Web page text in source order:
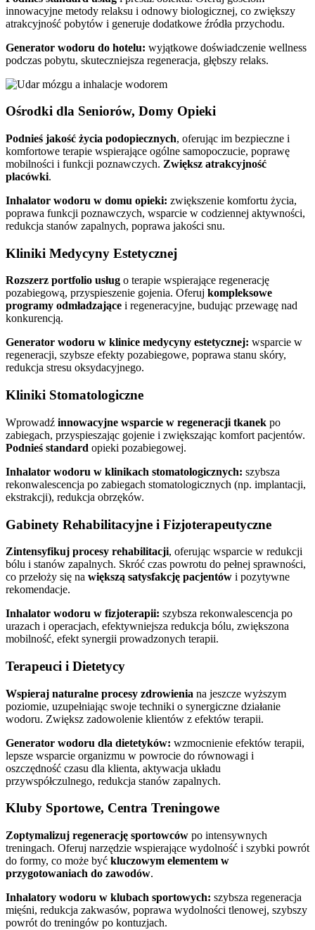
innowacyjne metody relaksu i odnowy biologicznej, co zwiększy
atrakcyjność pobytów i generuje dodatkowe źródła przychodu.
Generator wodoru do hotelu: wyjątkowe doświadczenie wellness
podczas pobytu, skuteczniejsza regeneracja, głębszy relaks.
Ośrodki dla Seniorów, Domy Opieki
Podnieś jakość życia podopiecznych, oferując im bezpieczne i
komfortowe terapie wspierające ogólne samopoczucie, poprawę
mobilności i funkcji poznawczych. Zwiększ atrakcyjność
placówki.
Inhalator wodoru w domu opieki: zwiększenie komfortu życia,
poprawa funkcji poznawczych, wsparcie w codziennej aktywności,
redukcja stanów zapalnych, poprawa jakości snu.
Kliniki Medycyny Estetycznej
Rozszerz portfolio usług o terapie wspierające regenerację
pozabiegową, przyspieszenie gojenia. Oferuj kompleksowe
programy odmładzające i regeneracyjne, budując przewagę nad
konkurencją.
Generator wodoru w klinice medycyny estetycznej: wsparcie w
regeneracji, szybsze efekty pozabiegowe, poprawa stanu skóry,
redukcja stresu oksydacyjnego.
Kliniki Stomatologiczne
Wprowadź innowacyjne wsparcie w regeneracji tkanek po
zabiegach, przyspieszając gojenie i zwiększając komfort pacjentów.
Podnieś standard opieki pozabiegowej.
Inhalator wodoru w klinikach stomatologicznych: szybsza
rekonwalescencja po zabiegach stomatologicznych (np. implantacji,
ekstrakcji), redukcja obrzęków.
Gabinety Rehabilitacyjne i Fizjoterapeutyczne
Zintensyfikuj procesy rehabilitacji, oferując wsparcie w redukcji
bólu i stanów zapalnych. Skróć czas powrotu do pełnej sprawności,
co przełoży się na większą satysfakcję pacjentów i pozytywne
rekomendacje.
Inhalator wodoru w fizjoterapii: szybsza rekonwalescencja po
urazach i operacjach, efektywniejsza redukcja bólu, zwiększona
mobilność, efekt synergii prowadzonych terapii.
Terapeuci i Dietetycy
Wspieraj naturalne procesy zdrowienia na jeszcze wyższym
poziomie, uzupełniając swoje techniki o synergiczne działanie
wodoru. Zwiększ zadowolenie klientów z efektów terapii.
Generator wodoru dla dietetyków: wzmocnienie efektów terapii,
lepsze wsparcie organizmu w powrocie do równowagi i
oszczędność czasu dla klienta, aktywacja układu
przywspółczulnego, redukcja stanów zapalnych.
Kluby Sportowe, Centra Treningowe
Zoptymalizuj regenerację sportowców po intensywnych
treningach. Oferuj narzędzie wspierające wydolność i szybki powrót
do formy, co może być kluczowym elementem w
przygotowaniach do zawodów.
Inhalatory wodoru w klubach sportowych: szybsza regeneracja
mięśni, redukcja zakwasów, poprawa wydolności tlenowej, szybszy
powrót do treningów po kontuzjach.